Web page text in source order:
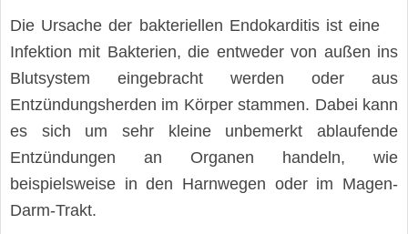
Die Ursache der bakteriellen Endokarditis ist eine
Infektion mit Bakterien, die entweder von außen ins
Blutsystem eingebracht werden oder aus
Entzündungsherden im Körper stammen. Dabei kann
es sich um sehr kleine unbemerkt ablaufende
Entzündungen an Organen handeln, wie
beispielsweise in den Harnwegen oder im Magen-
Darm-Trakt.